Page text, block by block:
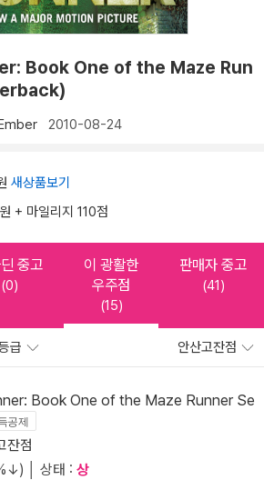
Book One of the Maze Run
2010-08-24
새상품보기
+ 마일리지 110점
중고
(0)
이 광활한
우주점
(15)
판매자 중고
(41)
급 안산고잔점
Book One of the Maze Runner Se
공제
잔점
│ 상태 : 상